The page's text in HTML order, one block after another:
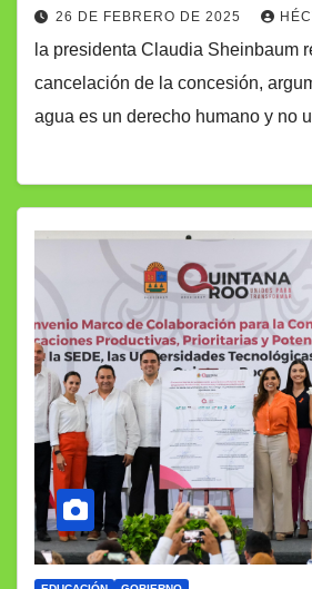
26 DE FEBRERO DE 2025
la presidenta Claudia Sheinbaum
cancelación de la concesión,
agua es un derecho humano y no